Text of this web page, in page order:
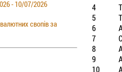
- 10/07/2026
свопів за
4
5
6
7
8
9
10